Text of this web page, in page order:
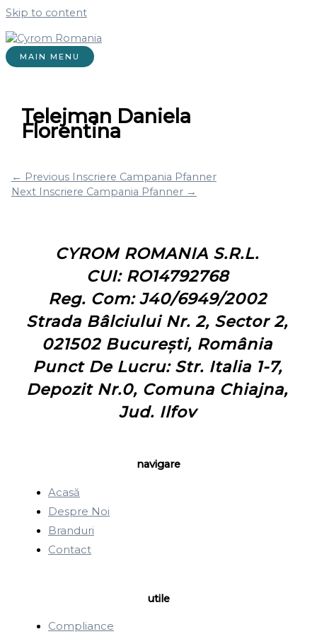
Skip to content
MAIN MENU
Telejman Daniela
Florentina
← Previous Inscriere Campania Pfanner
Next Inscriere Campania Pfanner →
CYROM ROMANIA S.R.L.
CUI: RO14792768
Reg. Com: J40/6949/2002
Strada Bâlciului Nr. 2, Sector 2,
021502 București, România
Punct De Lucru: Str. Italia 1-7,
Depozit Nr.0, Comuna Chiajna,
Jud. Ilfov
navigare
Acasă
Despre Noi
Branduri
Contact
utile
Compliance